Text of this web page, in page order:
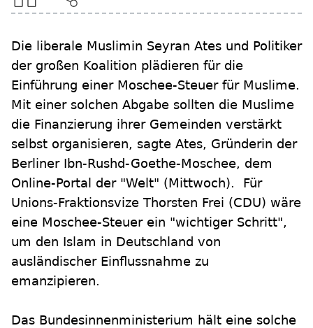
Die liberale Muslimin Seyran Ates und Politiker
der großen Koalition plädieren für die
Einführung einer Moschee-Steuer für Muslime.
Mit einer solchen Abgabe sollten die Muslime
die Finanzierung ihrer Gemeinden verstärkt
selbst organisieren, sagte Ates, Gründerin der
Berliner Ibn-Rushd-Goethe-Moschee, dem
Online-Portal der "Welt" (Mittwoch). Für
Unions-Fraktionsvize Thorsten Frei (CDU) wäre
eine Moschee-Steuer ein "wichtiger Schritt",
um den Islam in Deutschland von
ausländischer Einflussnahme zu
emanzipieren.
Das Bundesinnenministerium hält eine solche